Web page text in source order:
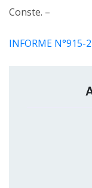
Conste. –
INFORME N°915-